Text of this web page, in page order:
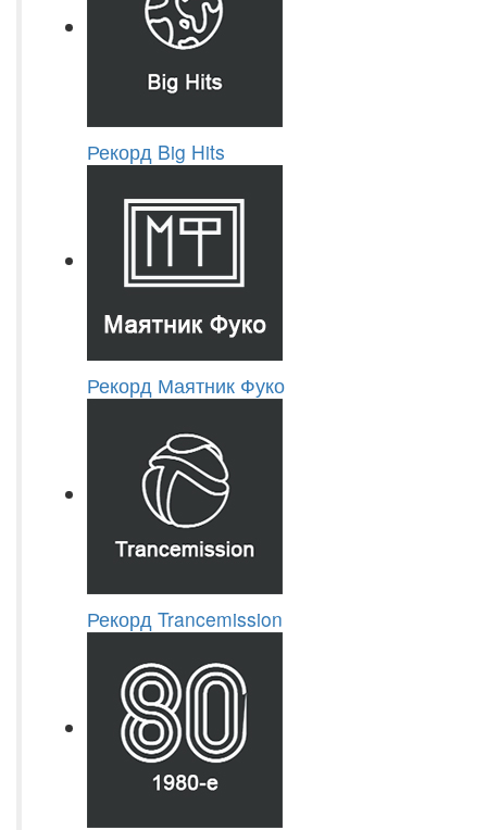
Рекорд Big Hits
Рекорд Маятник Фуко
Рекорд Trancemission